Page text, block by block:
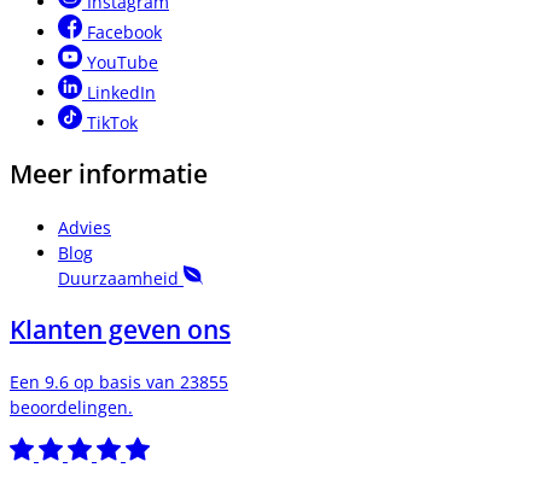
Facebook
YouTube
LinkedIn
TikTok
Meer informatie
Advies
Blog
Duurzaamheid
Klanten geven ons
Een 9.6 op basis van 23855
beoordelingen.